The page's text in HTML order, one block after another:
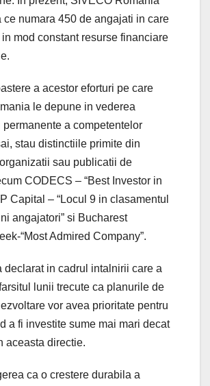
ce numara 450 de angajati in care
mod constant resurse financiare
a acestor eforturi pe care
le depune in vederea
permanente a competentelor
stau distinctiile primite din
sau publicatii de
CODECS – “Best Investor in
Capital – “Locul 9 in clasamentul
angajatori” si Bucharest
“Most Admired Company”.
declarat in cadrul intalnirii care a
lunii trecute ca planurile de
vor avea prioritate pentru
a fi investite sume mai mari decat
aceasta directie.
ca o crestere durabila a